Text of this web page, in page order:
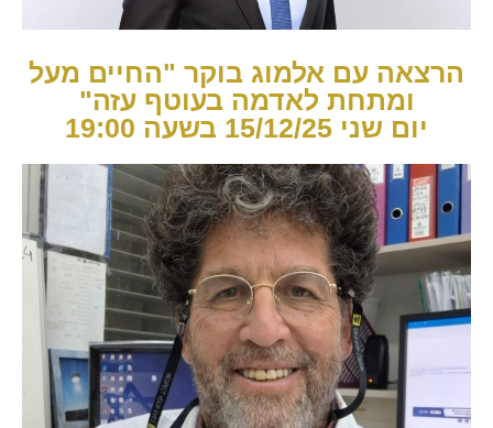
הרצאה עם אלמוג בוקר "החיים מעל
ומתחת לאדמה בעוטף עזה"
יום שני 15/12/25 בשעה 19:00